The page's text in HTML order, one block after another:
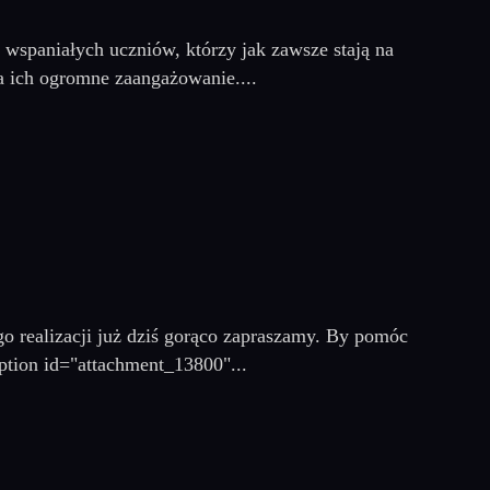
uczniów, którzy jak zawsze stają na
ogromne zaangażowanie....
już dziś gorąco zapraszamy. By pomóc
id="attachment_13800"...